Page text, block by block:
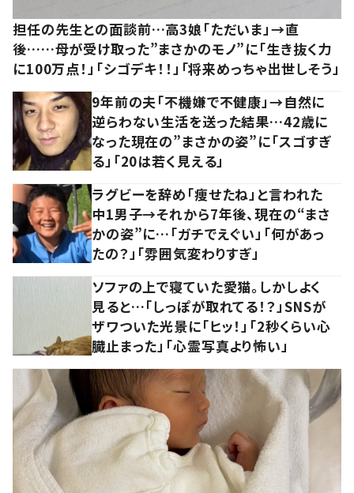
担任の先生との面談前…高3娘「ただいま」→直
後……母が受け取った”まさかのモノ”に「生き抜く力
に100万点！」「シゴデキ！！」「将来めっちゃ出世しそう」
9年前の夫「不機嫌で不健康」→自然に
逆らわない生活を送った結果…42歳に
なった現在の”まさかの姿”に「スゴすぎ
る」「20は若く見える」
ラグビーを辞め「痩せたね」と言われた
中1男子→それから7年後、現在の“まさ
かの姿”に…「ガチでえぐい」「何があっ
たの？」「雰囲気変わりすぎ」
ソファの上で寝ていた愛猫。しかしよく
見ると…「しっぽが取れてる！？」SNSが
ザワついた光景に「ヒッ！」「2秒くらい心
臓止まった」「心霊写真より怖い」